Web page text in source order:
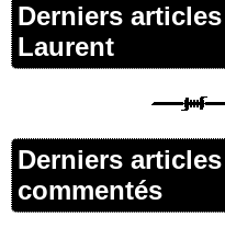
Derniers
Laurent
Derniers
commentés